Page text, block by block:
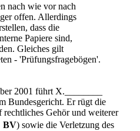
nach wie vor nach
offen. Allerdings
dass die
Papiere sind,
Gleiches gilt
- 'Prüfungsfragebögen'.
2001 führt X.________
Bundesgericht. Er rügt die
rechtliches Gehör und weiterer
BV) sowie die Verletzung des